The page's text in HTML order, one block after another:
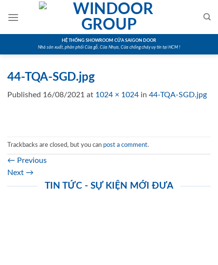
HỆ THỐNG SHOWROOM CỬA SAIGON DOOR
Nhà sản xuất, phân phối Cửa gỗ, Cửa Nhựa, Cửa chống cháy uy tín tại HCM !
44-TQA-SGD.jpg
Published 16/08/2021 at 1024 × 1024 in 44-TQA-SGD.jpg
Trackbacks are closed, but you can post a comment.
← Previous
Next →
TIN TỨC - SỰ KIỆN MỚI ĐƯA